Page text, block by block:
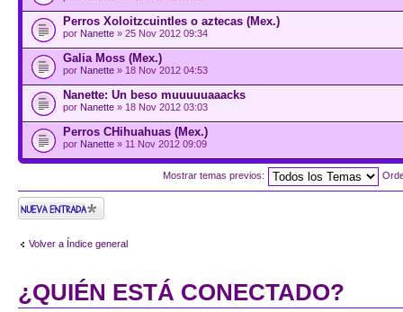
Perros Xoloitzcuintles o aztecas (Mex.)
por Nanette » 25 Nov 2012 09:34
Galia Moss (Mex.)
por Nanette » 18 Nov 2012 04:53
Nanette: Un beso muuuuuaaacks
por Nanette » 18 Nov 2012 03:03
Perros CHihuahuas (Mex.)
por Nanette » 11 Nov 2012 09:09
Mostrar temas previos:
Publicar un nuevo
tema
Volver a Índice general
¿QUIÉN ESTÁ CONECTADO?